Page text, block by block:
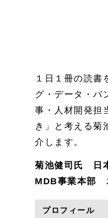
１日１冊の読書
グ・データ・バ
事・人材開発担
き」と考える菊
介します。
菊池健司氏 日
MDB事業本部
プロフィール